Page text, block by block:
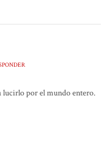
lucirlo por el mundo entero.